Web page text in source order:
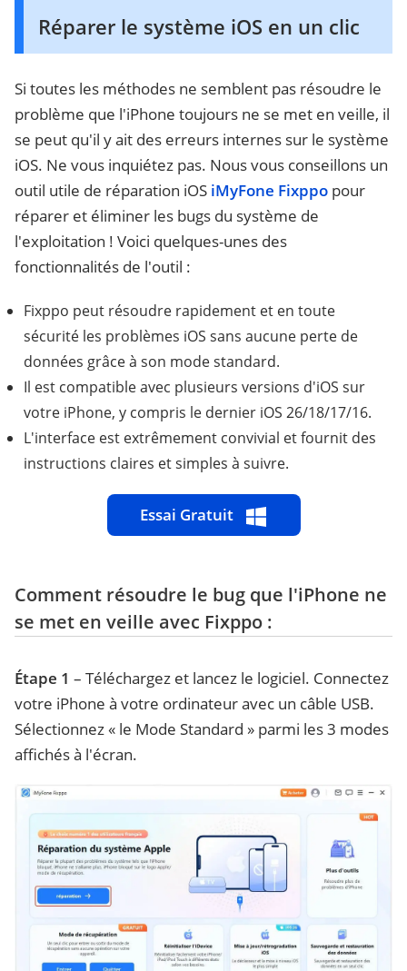
Réparer le système iOS en un clic
Si toutes les méthodes ne semblent pas résoudre le
problème que l'iPhone toujours ne se met en veille, il
se peut qu'il y ait des erreurs internes sur le système
iOS. Ne vous inquiétez pas. Nous vous conseillons un
outil utile de réparation iOS iMyFone Fixppo pour
réparer et éliminer les bugs du système de
l'exploitation ! Voici quelques-unes des
fonctionnalités de l'outil :
Fixppo peut résoudre rapidement et en toute
sécurité les problèmes iOS sans aucune perte de
données grâce à son mode standard.
Il est compatible avec plusieurs versions d'iOS sur
votre iPhone, y compris le dernier iOS 26/18/17/16.
L'interface est extrêmement convivial et fournit des
instructions claires et simples à suivre.
Essai Gratuit
Comment résoudre le bug que l'iPhone ne
se met en veille avec Fixppo :
Étape 1 – Téléchargez et lancez le logiciel. Connectez
votre iPhone à votre ordinateur avec un câble USB.
Sélectionnez « le Mode Standard » parmi les 3 modes
affichés à l'écran.